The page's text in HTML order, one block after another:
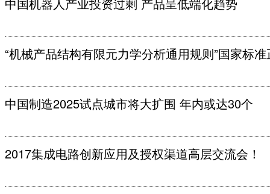
“机械产品结构有限元力学分析通用规则”国家标
中国制造2025试点城市将大扩围 年内或达30个
2017集成电路创新应用及授权渠道高层交流会！